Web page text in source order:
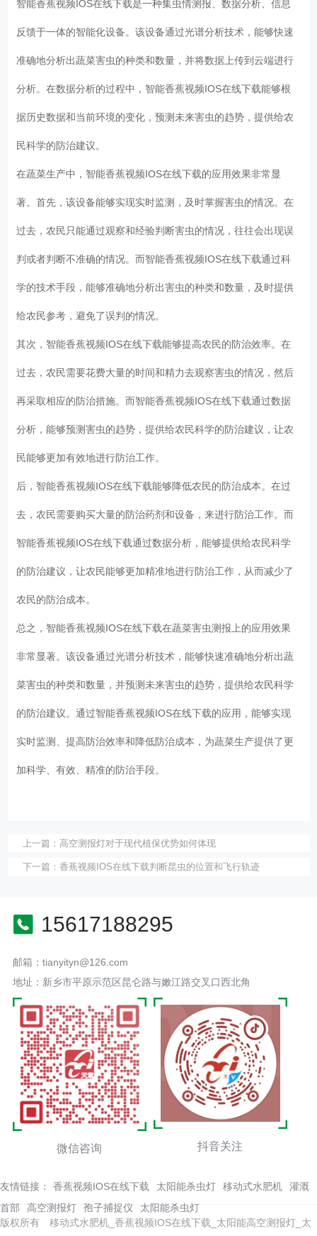
智能香蕉视频IOS在线下载是一种集虫情测报、数据分析、信息
反馈于一体的智能化设备。该设备通过光谱分析技术，能够快速
准确地分析出蔬菜害虫的种类和数量，并将数据上传到云端进行
分析。在数据分析的过程中，智能香蕉视频IOS在线下载能够根
据历史数据和当前环境的变化，预测未来害虫的趋势，提供给农
民科学的防治建议。
在蔬菜生产中，智能香蕉视频IOS在线下载的应用效果非常显
著。首先，该设备能够实现实时监测，及时掌握害虫的情况。在
过去，农民只能通过观察和经验判断害虫的情况，往往会出现误
判或者判断不准确的情况。而智能香蕉视频IOS在线下载通过科
学的技术手段，能够准确地分析出害虫的种类和数量，及时提供
给农民参考，避免了误判的情况。
其次，智能香蕉视频IOS在线下载能够提高农民的防治效率。在
过去，农民需要花费大量的时间和精力去观察害虫的情况，然后
再采取相应的防治措施。而智能香蕉视频IOS在线下载通过数据
分析，能够预测害虫的趋势，提供给农民科学的防治建议，让农
民能够更加有效地进行防治工作。
后，智能香蕉视频IOS在线下载能够降低农民的防治成本。在过
去，农民需要购买大量的防治药剂和设备，来进行防治工作。而
智能香蕉视频IOS在线下载通过数据分析，能够提供给农民科学
的防治建议，让农民能够更加精准地进行防治工作，从而减少了
农民的防治成本。
总之，智能香蕉视频IOS在线下载在蔬菜害虫测报上的应用效果
非常显著。该设备通过光谱分析技术，能够快速准确地分析出蔬
菜害虫的种类和数量，并预测未来害虫的趋势，提供给农民科学
的防治建议。通过智能香蕉视频IOS在线下载的应用，能够实现
实时监测、提高防治效率和降低防治成本，为蔬菜生产提供了更
加科学、有效、精准的防治手段。
上一篇： 高空测报灯对于现代植保优势如何体现
下一篇： 香蕉视频IOS在线下载判断昆虫的位置和飞行轨迹
15617188295
邮箱：tianyityn@126.com
地址：新乡市平原示范区昆仑路与嫩江路交叉口西北角
微信咨询 抖音关注
友情链接： 香蕉视频IOS在线下载 太阳能杀虫灯 移动式水肥机
灌溉
首部
高空测报灯 孢子捕捉仪
太阳能杀虫灯
版权所有 移动式水肥机_香蕉视频IOS在线下载_太阳能高空测报灯_太